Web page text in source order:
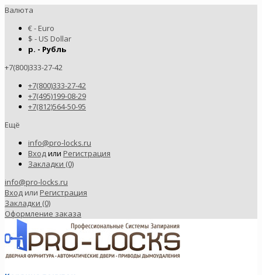
Валюта
€ - Euro
$ - US Dollar
р. - Рубль
+7(800)333-27-42
+7(800)333-27-42
+7(495)199-08-29
+7(812)564-50-95
Ещё
info@pro-locks.ru
Входили Регистрация
Закладки (0)
info@pro-locks.ru
Вход или Регистрация
Закладки (0)
Оформление заказа